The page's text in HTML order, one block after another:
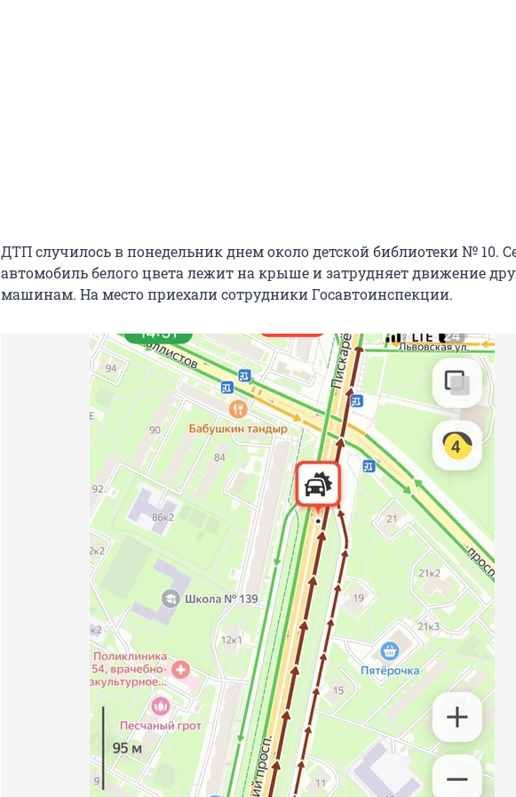
ДТП случилось в понедельник днем около детской библиотеки № 10.
автомобиль белого цвета лежит на крыше и затрудняет движение
машинам. На место приехали сотрудники Госавтоинспекции.